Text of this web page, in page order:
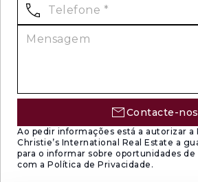
Contacte-nos
Ao pedir informações está a autorizar a
Christie’s International Real Estate a
para o informar sobre oportunidades
com a Política de Privacidade.